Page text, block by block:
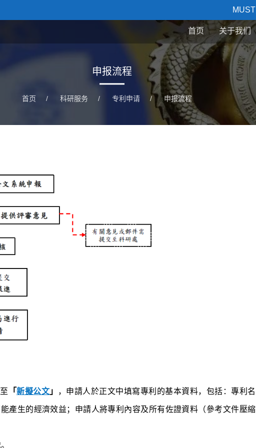
MUST
首页 关于我们
申报流程
首页 / 科研服务 / 专利申请 / 申报流程
至 「新擬公文 」 ，申請人於正文中填寫專利的基本資料，包括：專利名
產生的經濟效益；申請人將專利內容及所有佐證資料（參考文件壓縮